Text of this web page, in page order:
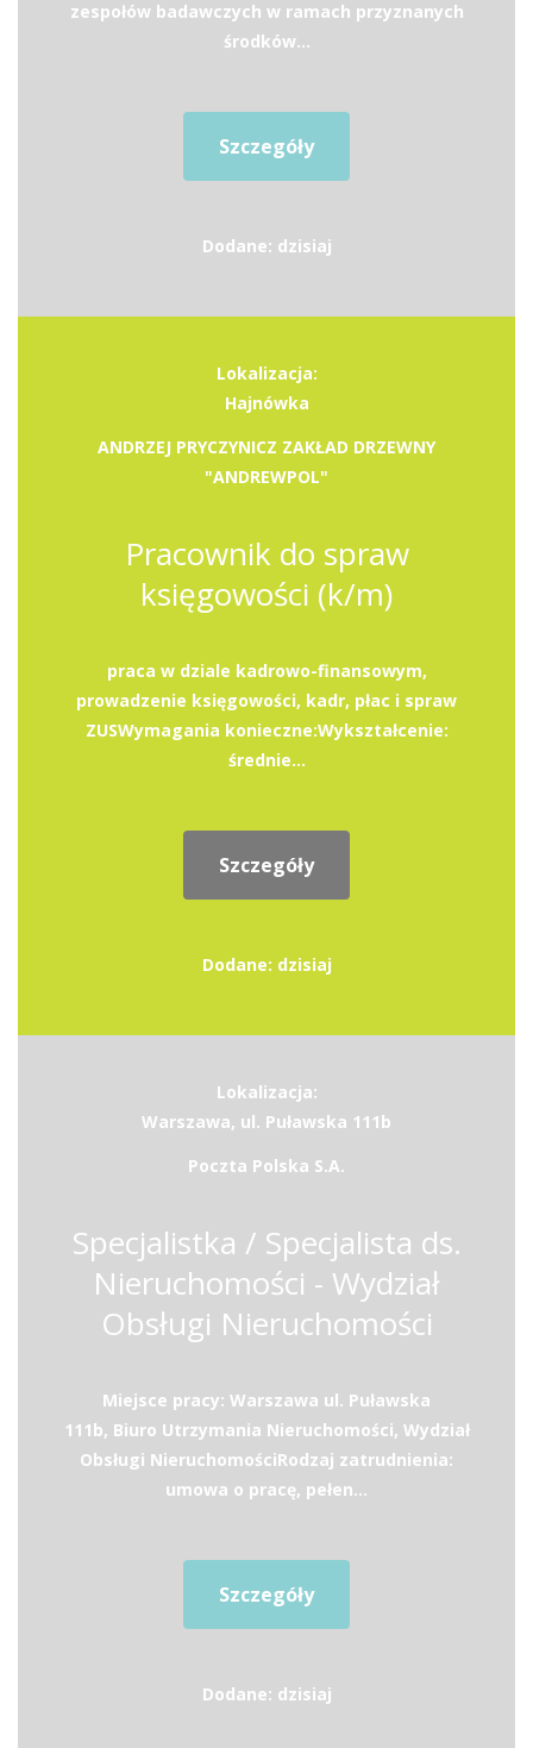
zespołów badawczych w ramach przyznanych
środków...
Szczegóły
Dodane: dzisiaj
Lokalizacja:
Hajnówka
ANDRZEJ PRYCZYNICZ ZAKŁAD DRZEWNY
"ANDREWPOL"
Pracownik do spraw
księgowości (k/m)
praca w dziale kadrowo-finansowym,
prowadzenie księgowości, kadr, płac i spraw
ZUSWymagania konieczne:Wykształcenie:
średnie...
Szczegóły
Dodane: dzisiaj
Lokalizacja:
Warszawa, ul. Puławska 111b
Poczta Polska S.A.
Specjalistka / Specjalista ds.
Nieruchomości - Wydział
Obsługi Nieruchomości
Miejsce pracy: Warszawa ul. Puławska
111b, Biuro Utrzymania Nieruchomości, Wydział
Obsługi Nieruchomości​Rodzaj zatrudnienia:
umowa o pracę, pełen...
Szczegóły
Dodane: dzisiaj